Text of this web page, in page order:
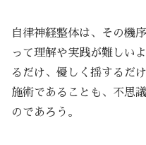
自律神経整体は、その機
って理解や実践が難しい
るだけ、優しく揺するだ
施術であることも、不思
のであろう。